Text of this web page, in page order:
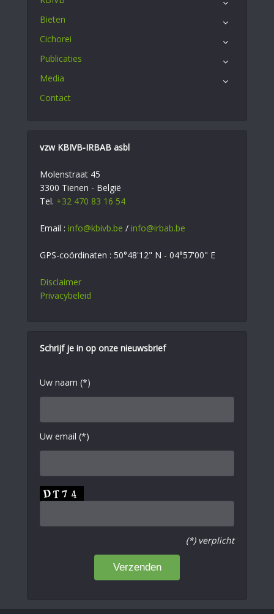
Bieten
Cichorei
Publicaties
Media
Contact
vzw KBIVB-IRBAB asbl
Molenstraat 45
3300 Tienen - België
Tel. +32 470 83 16 54
Email : info@kbivb.be / info@irbab.be
GPS-coördinaten : 50°48'12" N - 04°57'00" E
Disclaimer
Privacybeleid
Schrijf je in op onze nieuwsbrief
Uw naam (*)
Uw email (*)
(*) verplicht